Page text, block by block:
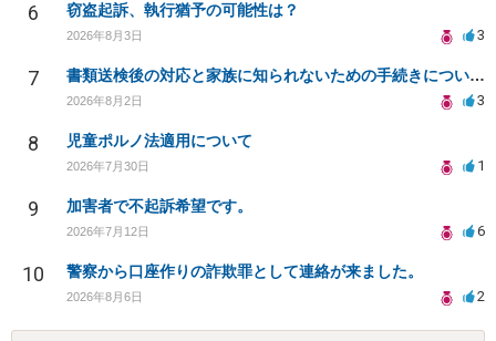
6 窃盗起訴、執行猶予の可能性は？
2026年8月3日 3
7 書類送検後の対応と家族に知られないための手続きについて相談
2026年8月2日 3
8 児童ポルノ法適用について
2026年7月30日 1
9 加害者で不起訴希望です。
2026年7月12日 6
10 警察から口座作りの詐欺罪として連絡が来ました。
2026年8月6日 2